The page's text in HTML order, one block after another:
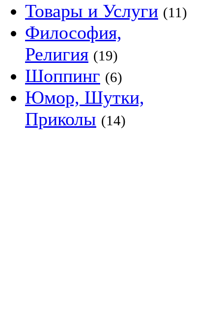
Товары и Услуги (11)
Философия,
Религия (19)
Шоппинг (6)
Юмор, Шутки,
Приколы (14)